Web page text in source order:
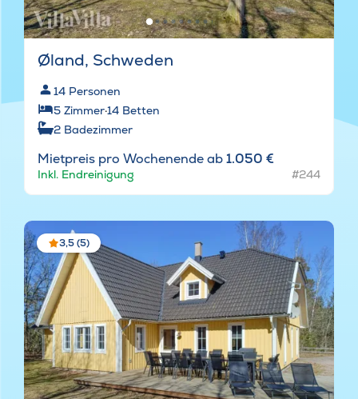
Øland, Schweden
14 Personen
5 Zimmer·14 Betten
2 Badezimmer
Mietpreis pro Wochenende ab1.050 €
Inkl. Endreinigung #244
3,5 (5)